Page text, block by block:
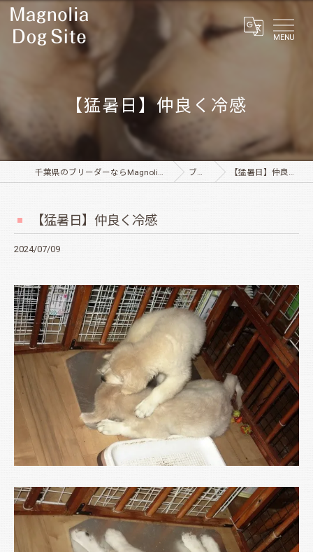
MENU
【猛暑日】仲良く冷感
千葉県のブリーダーならMagnolia Dog Site ブログ 【猛暑日】仲良く冷感
【猛暑日】仲良く冷感
2024/07/09